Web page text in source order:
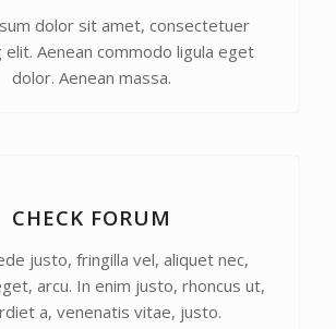
dolor sit amet, consectetuer
elit. Aenean commodo ligula eget
dolor. Aenean massa.
CHECK FORUM
justo, fringilla vel, aliquet nec,
arcu. In enim justo, rhoncus ut,
a, venenatis vitae, justo.